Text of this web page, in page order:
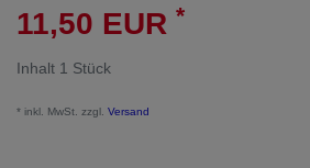
11,50 EUR *
Inhalt 1 Stück
* inkl. MwSt. zzgl. Versand